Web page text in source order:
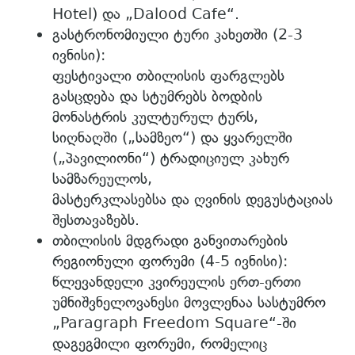
Hotel) და „Dalood Cafe“.
გასტრონომიული ტური კახეთში (2-3
ივნისი):
ფესტივალი თბილისის ფარგლებს
გასცდება და სტუმრებს ბოდბის
მონასტრის კულტურულ ტურს,
სიღნაღში („სამზეო“) და ყვარელში
(„პავილიონი“) ტრადიციულ კახურ
სამზარეულოს,
მასტერკლასებსა და ღვინის დეგუსტაციას
შესთავაზებს.
თბილისის მდგრადი განვითარების
რეგიონული ფორუმი (4-5 ივნისი):
წლევანდელი კვირეულის ერთ-ერთი
უმნიშვნელოვანესი მოვლენაა სასტუმრო
„Paragraph Freedom Square“-ში
დაგეგმილი ფორუმი, რომელიც